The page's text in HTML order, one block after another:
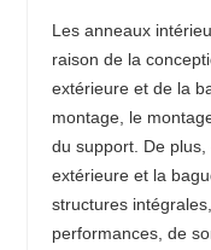
Les anneaux
raison de la
extérieure et de la
montage, le
du support. De
extérieure et la
structures
performances, de